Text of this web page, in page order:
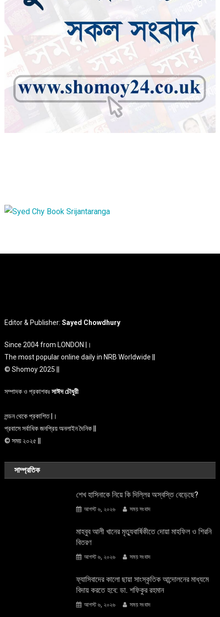
Editor & Publisher:Sayed Chowdhury
Since 2004 from LONDON |।
The most popular online daily in NRB Worldwide ||
© Shomoy 2025 ||
সম্পাদক ও প্রকাশকঃসাঈদ চৌধুরী
লন্ডন থেকে প্রকাশিত |।
প্রবাসে সর্বাধিক জনপ্রিয় অনলাইন দৈনিক ||
© সময় ২০২৫ ||
সাম্প্রতিক
শেখ হাসিনাকে নিয়ে কি দিল্লির অস্বস্তি বেড়েছে?
আগস্ট ৬, ২০২৬ সময় সংবাদ
মাহবুব আলী খানের মৃত্যুবার্ষিকীতে দোয়া মাহফিল ও শিরনি
বিতরণ
আগস্ট ৬, ২০২৬ সময় সংবাদ
ফ্যাসিবাদের কালো ছায়া সাংস্কৃতিক আন্দােলনের মাধ্যমে
বিদায় করতে হবে: ডা. শফিকুর রহমান
আগস্ট ৬, ২০২৬ সময় সংবাদ